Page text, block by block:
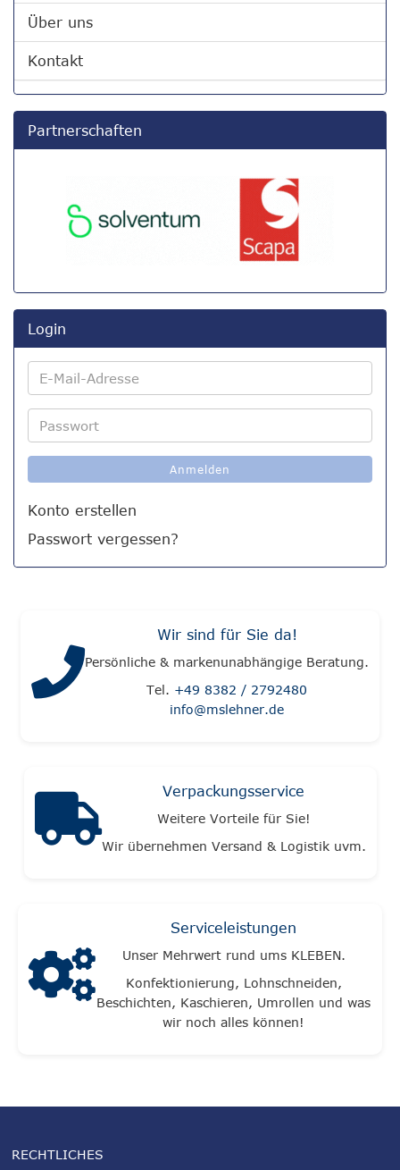
Über uns
Kontakt
Partnerschaften
Login
E-
Mail-
Passwort
Anmelden
Konto erstellen
Passwort vergessen?
Wir sind für Sie da!
Persönliche & markenunabhängige Beratung.
Tel. +49 8382 / 2792480
info@mslehner.de
Verpackungsservice
Weitere Vorteile für Sie!
Wir übernehmen Versand & Logistik uvm.
Serviceleistungen
Unser Mehrwert rund ums KLEBEN.
Konfektionierung, Lohnschneiden,
Beschichten, Kaschieren, Umrollen und was
wir noch alles können!
RECHTLICHES